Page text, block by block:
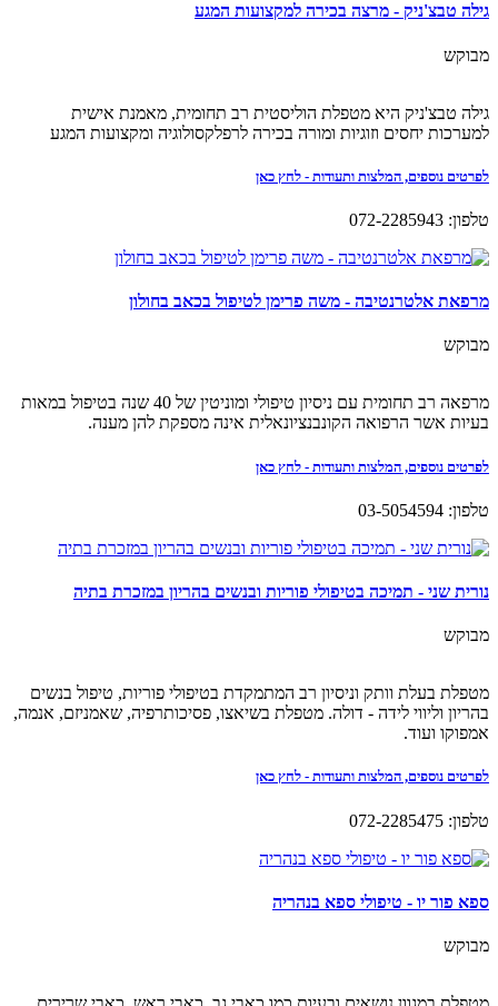
גילה טבצ'ניק - מרצה בכירה למקצועות המגע
מבוקש
גילה טבצ'ניק היא מטפלת הוליסטית רב תחומית, מאמנת אישית
למערכות יחסים וזוגיות ומורה בכירה לרפלקסולוגיה ומקצועות המגע
לפרטים נוספים, המלצות ותעודות - לחץ כאן
טלפון: 072-2285943
מרפאת אלטרנטיבה - משה פרימן לטיפול בכאב בחולון
מבוקש
מרפאה רב תחומית עם ניסיון טיפולי ומוניטין של 40 שנה בטיפול במאות
בעיות אשר הרפואה הקונבנציונאלית אינה מספקת להן מענה.
לפרטים נוספים, המלצות ותעודות - לחץ כאן
טלפון: 03-5054594
נורית שני - תמיכה בטיפולי פוריות ובנשים בהריון במזכרת בתיה
מבוקש
מטפלת בעלת וותק וניסיון רב המתמקדת בטיפולי פוריות, טיפול בנשים
בהריון וליווי לידה - דולה. מטפלת בשיאצו, פסיכותרפיה, שאמניזם, אנמה,
אמפוקו ועוד.
לפרטים נוספים, המלצות ותעודות - לחץ כאן
טלפון: 072-2285475
ספא פור יו - טיפולי ספא בנהריה
מבוקש